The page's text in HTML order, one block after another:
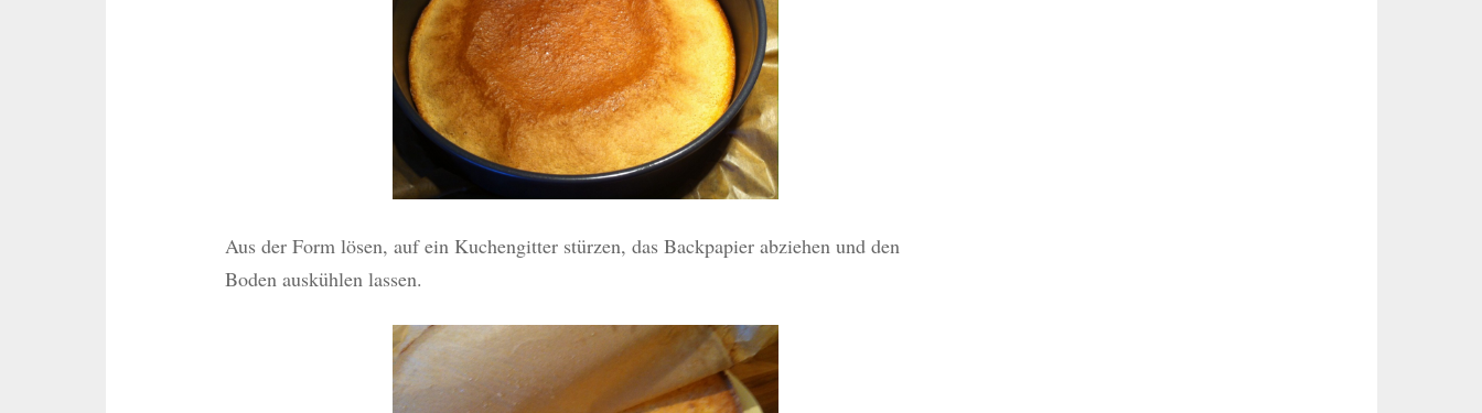
Aus der Form lösen, auf ein Kuchengitter stürzen, das Backpapier abziehen und den
Boden auskühlen lassen.